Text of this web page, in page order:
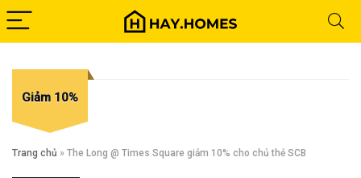
Giảm 10%
Trang chủ » The Long @ Times Square giảm 10% cho chủ thẻ SCB